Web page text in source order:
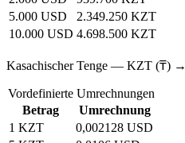
5.000 USD
2.349.250 KZT
10.000 USD 4.698.500 KZT
Kasachischer Tenge — KZT (₸)
Vordefinierte Umrechnungen
Betrag
Umrechnung
1 KZT
0,002128 USD